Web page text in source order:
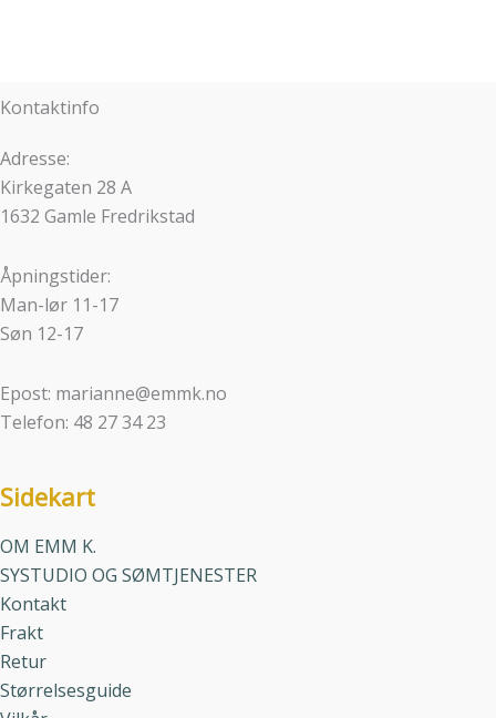
Kontaktinfo
Adresse:
Kirkegaten 28 A
1632 Gamle Fredrikstad
Åpningstider:
Man-lør 11-17
Søn 12-17
Epost: marianne@emmk.no
Telefon: 48 27 34 23
Sidekart
OM EMM K.
SYSTUDIO OG SØMTJENESTER
Kontakt
Frakt
Retur
Størrelsesguide